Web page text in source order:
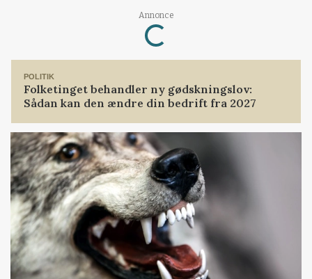
Annonce
Loading...
POLITIK
Folketinget behandler ny gødskningslov:
Sådan kan den ændre din bedrift fra 2027